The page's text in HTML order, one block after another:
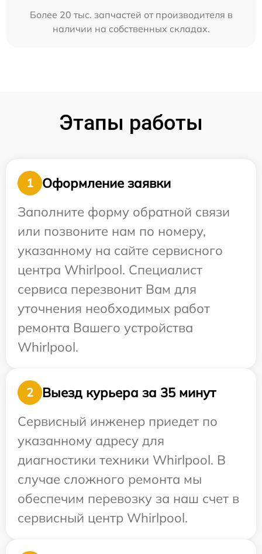
Более 20 тыс. запчастей от производителя в
наличии на собственных складах.
Этапы работы
1
Оформление заявки
Заполните форму обратной связи
или позвоните нам по номеру,
указанному на сайте сервисного
центра Whirlpool. Специалист
сервиса перезвонит Вам для
уточнения необходимых работ
ремонта Вашего устройства
Whirlpool.
2
Выезд курьера за 35 минут
Сервисный инженер приедет по
указанному адресу для
диагностики техники Whirlpool. В
случае сложного ремонта мы
обеспечим перевозку за наш счет в
сервисный центр Whirlpool.